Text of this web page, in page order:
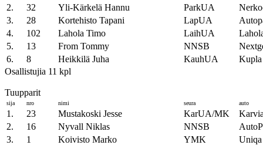
2.
32 Yli-Kärkelä Hannu ParkUA
3.
28 Kortehisto Tapani LapUA
4.
102 Lahola Timo LaihUA
5.
13 From Tommy NNSB
6.
8 Heikkilä Juha KauhUA
Kupla
Osallistujia 11 kpl
Tuupparit
sija nro nimi seura auto
1. 23 Mustakoski Jesse KarUA/MK
2.
16 Nyvall Niklas NNSB
3.
1 Koivisto Marko YMK